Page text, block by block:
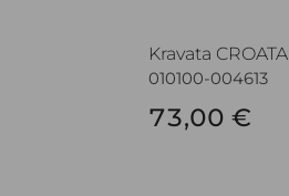
Kravata CROATA
010100-004613
73,00 €